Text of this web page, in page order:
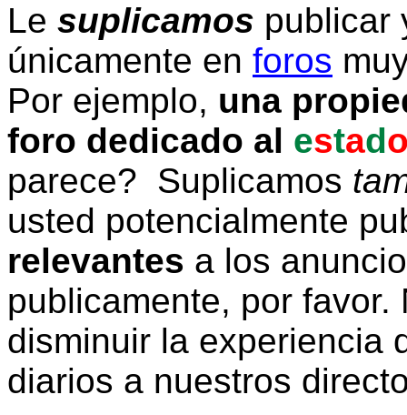
Le suplicamos publicar
únicamente en foros
Por ejemplo, una
foro dedicado al estad
parece? Suplicamos
usted potencialmente
relevantes a los
publicamente, por
disminuir la experiencia
diarios a nuestros